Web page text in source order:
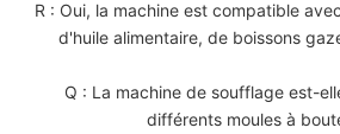
R : Oui, la machine est compatible
d'huile alimentaire, de boissons
Q : La machine de soufflage est-
différents moules à